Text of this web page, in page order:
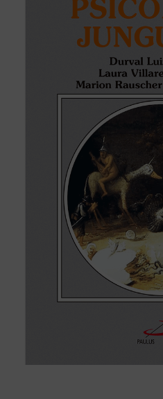
biblia pastoral
patristica
bíblia ave maria